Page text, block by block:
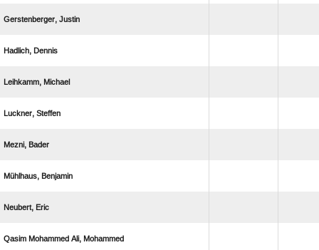
 
 
 
 
 
 
 
   